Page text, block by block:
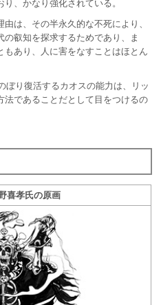
、かなり強化されている。
は、その半永久的な不死により、
叡知を探求するためであり、ま
あり、人に害をなすことはほとん
ぼり復活するカオスの能力は、リッ
法であることだとして目をつけるの
喜孝氏の原画